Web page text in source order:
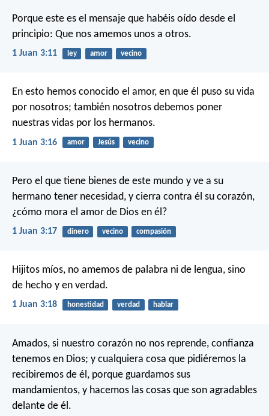
Porque este es el mensaje que habéis oído desde el
principio: Que nos amemos unos a otros.
1 Juan 3:11 ley amor vecino
En esto hemos conocido el amor, en que él puso su vida
por nosotros; también nosotros debemos poner
nuestras vidas por los hermanos.
1 Juan 3:16 amor Jesús vecino
Pero el que tiene bienes de este mundo y ve a su
hermano tener necesidad, y cierra contra él su corazón,
¿cómo mora el amor de Dios en él?
1 Juan 3:17 dinero vecino compasión
Hijitos míos, no amemos de palabra ni de lengua, sino
de hecho y en verdad.
1 Juan 3:18 honestidad verdad hablar
Amados, si nuestro corazón no nos reprende, confianza
tenemos en Dios; y cualquiera cosa que pidiéremos la
recibiremos de él, porque guardamos sus
mandamientos, y hacemos las cosas que son agradables
delante de él.